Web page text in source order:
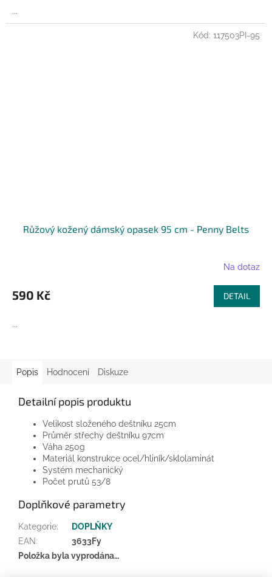
...
Růžový kožený dámský opasek 95 cm - Penny Belts
Na dotaz
590 Kč DETAIL
...
Kód: 117503PI-95
Popis Hodnocení Diskuze
Detailní popis produktu
Velikost složeného deštníku 25cm
Průměr střechy deštníku 97cm
Váha 250g
Materiál konstrukce ocel/hliník/sklolaminát
Systém mechanický
Počet prutů 53/8
Doplňkové parametry
Kategorie:
DOPLŇKY
EAN:
3633Fy
Položka byla vyprodána…